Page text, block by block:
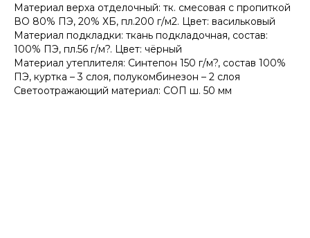
Материал верха отделочный: тк. смесовая с пропиткой
ВО 80% ПЭ, 20% ХБ, пл.200 г/м2. Цвет: васильковый
Материал подкладки: ткань подкладочная, состав:
100% ПЭ, пл.56 г/м?. Цвет: чёрный
Материал утеплителя: Синтепон 150 г/м?, состав 100%
ПЭ, куртка – 3 слоя, полукомбинезон – 2 слоя
Светоотражающий материал: СОП ш. 50 мм